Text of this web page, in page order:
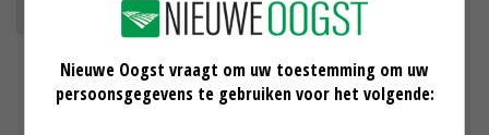
Nieuwe Oogst vraagt om uw toestemming om uw
persoonsgegevens te gebruiken voor het volgende: